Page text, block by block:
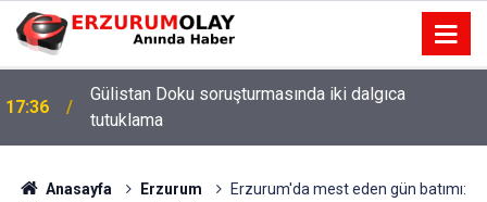
17:36
Gülistan Doku soruşturmasında iki dalgıca
tutuklama
Anasayfa Erzurum
Erzurum'da mest eden gün batımı: